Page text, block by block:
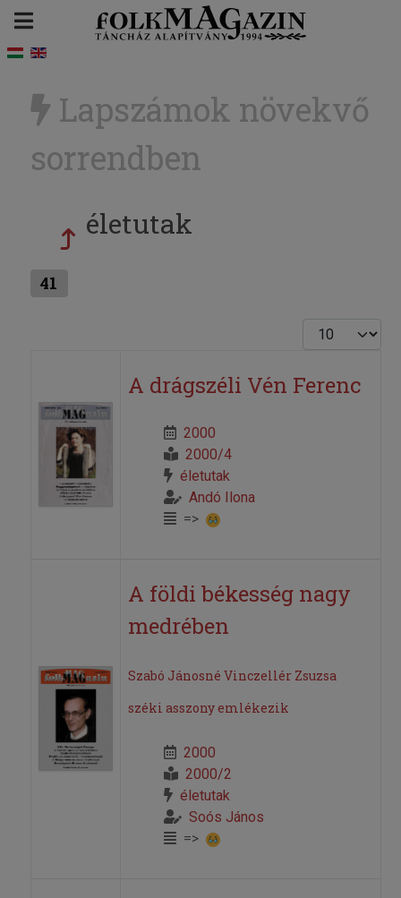
Lapszámok növekvő
sorrendben
életutak
41
Tételek #
A drágszéli Vén Ferenc
2000
2000/4
életutak
Andó Ilona
=>
A földi békesség nagy
medrében
Szabó Jánosné Vinczellér Zsuzsa
széki asszony emlékezik
2000
2000/2
életutak
Soós János
=>